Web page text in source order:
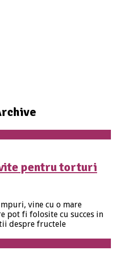
pentru torturi
vine cu o mare
pot fi folosite cu succes in
despre fructele